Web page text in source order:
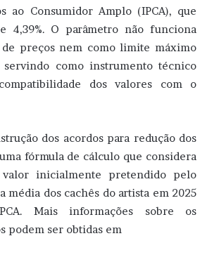
ao Consumidor Amplo (IPCA), que
4,39%. O parâmetro não funciona
de preços nem como limite máximo
servindo como instrumento técnico
dos valores com o
dos acordos para redução dos
fórmula de cálculo que considera
inicialmente pretendido pelo
média dos cachês do artista em 2025
Mais informações sobre os
podem ser obtidas em